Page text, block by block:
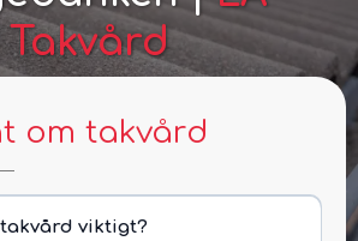
Takvård
om takvård
& Skydd
viktigt?